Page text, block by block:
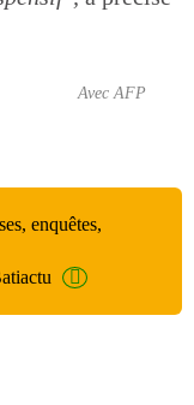
Avec AFP
enquêtes,